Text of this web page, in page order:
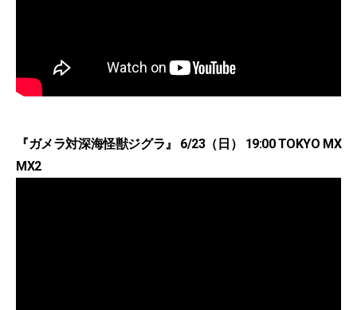
『ガメラ対深海怪獣ジグラ』 6/23（日） 19:00 TOKYO MX
MX2